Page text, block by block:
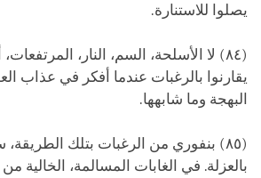
يصلوا للاستنارة.
(٨٤) لا الأسلحة، السم، النار،
يقارنوا بالرغبات عندما أفكر في عذاب
البهجة وما شابهها.
(٨٥) بنفوري من الرغبات بتلك
بالعزلة. في الغابات المسالمة، الخالية